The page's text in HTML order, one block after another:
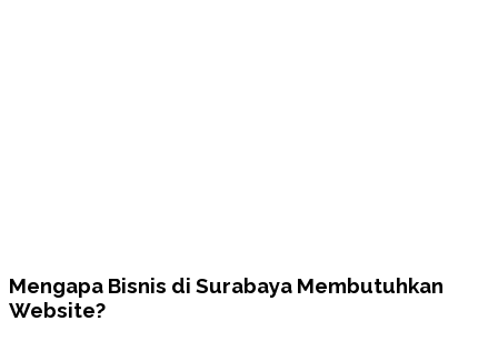
Mengapa Bisnis di Surabaya Membutuhkan
Website?